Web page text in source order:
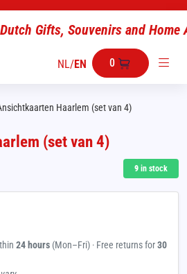
NL/EN 0
Haarlem (set van 4)
(set van 4)
9 in stock
24 hours (Mon–Fri) · Free returns for30